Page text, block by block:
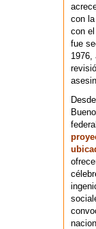
con
con
fue
1976,